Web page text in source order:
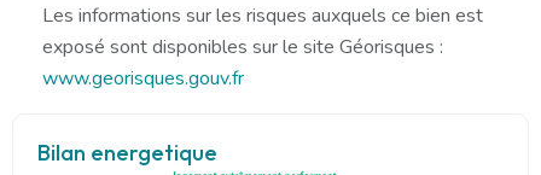
Les informations sur les risques auxquels ce bien est
exposé sont disponibles sur le site Géorisques :
www.georisques.gouv.fr
Bilan energetique